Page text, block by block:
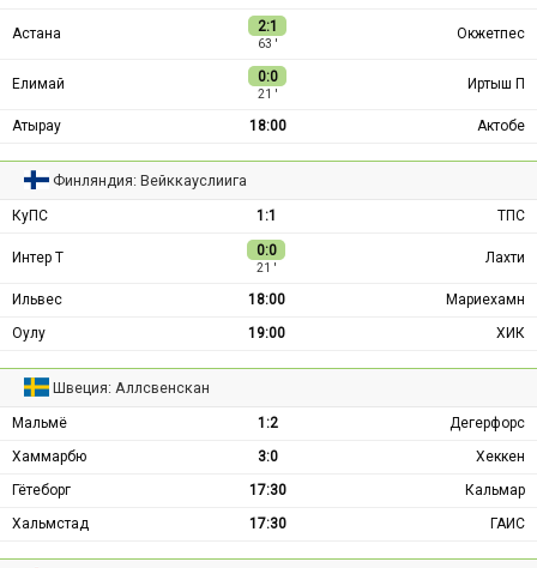
Астана 2:1
63 ′
Окжетпес
Елимай 0:0
21 ′
Иртыш П
Атырау 18:00 Актобе
Финляндия: Вейккауслиига
КуПС 1:1 ТПС
Интер Т 0:0
21 ′
Лахти
Ильвес 18:00
Мариехамн
Оулу
19:00 ХИК
Швеция: Аллсвенскан
Мальмё 1:2
Дегерфорс
Хаммарбю
3:0
Хеккен
Гётеборг
17:30
Кальмар
Хальмстад
17:30 ГАИС